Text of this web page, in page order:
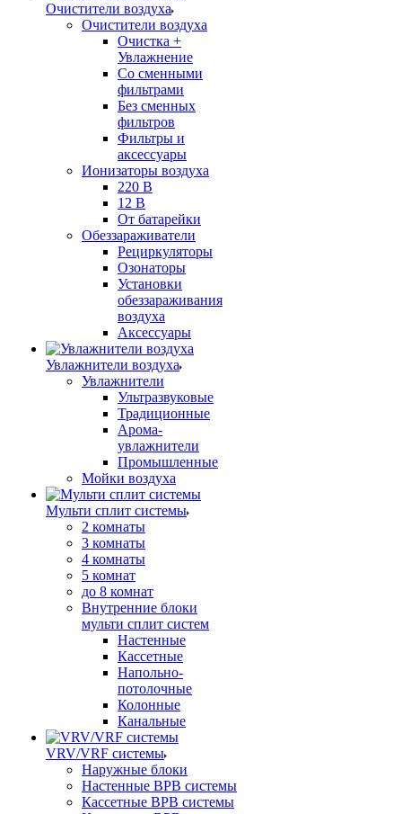
Очистители воздуха
Очистители воздуха
Очистка +
Увлажнение
Cо сменными
фильтрами
Без сменных
фильтров
Фильтры и
аксессуары
Ионизаторы воздуха
220 В
12 В
От батарейки
Обеззараживатели
Рециркуляторы
Озонаторы
Установки
обеззараживания
воздуха
Аксессуары
Увлажнители воздуха
Увлажнители
Ультразвуковые
Традиционные
Арома-
увлажнители
Промышленные
Мойки воздуха
Мульти сплит системы
2 комнаты
3 комнаты
4 комнаты
5 комнат
до 8 комнат
Внутренние блоки
мульти сплит систем
Настенные
Кассетные
Напольно-
потолочные
Колонные
Канальные
VRV/VRF системы
Наружные блоки
Настенные ВРВ системы
Кассетные ВРВ системы